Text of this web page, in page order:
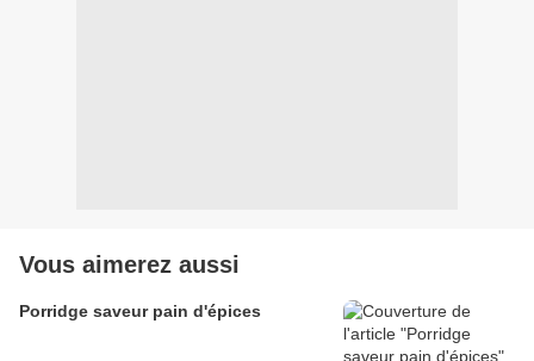
Vous aimerez aussi
Porridge saveur pain d'épices